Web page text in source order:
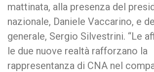
mattinata, alla presenza del
nazionale, Daniele Vaccarino, e
generale, Sergio Silvestrini. “Le
le due nuove realtà rafforzano la
rappresentanza di CNA nel